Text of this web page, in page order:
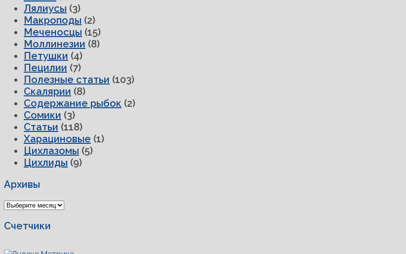
Лялиусы (3)
Макроподы (2)
Меченосцы (15)
Моллинезии (8)
Петушки (4)
Пецилии (7)
Полезные статьи (103)
Скалярии (8)
Содержание рыбок (2)
Сомики (3)
Статьи (118)
Харациновые (1)
Цихлазомы (5)
Цихлиды (9)
Архивы
Архивы
Счетчики